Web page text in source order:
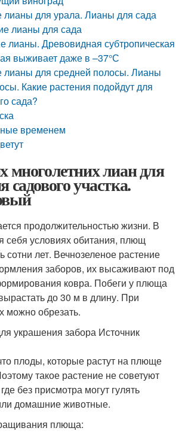
лианы для урала. Лианы для сада
лианы для сада
лианы. Древовидная субтропическая
выживает даже в –37°С
лианы для средней полосы. Лианы
Какие растения подойдут для
сада?
временем
многолетних лиан для
участка.
продолжительностью жизни. В
себя условиях обитания, плющ
сотни лет. Вечнозеленое растение
заборов, их высаживают под
ковра. Побеги у плюща
до 30 м в длину. При
можно обрезать.
украшения забора Источник
плоды, которые растут на плюще
такое растение не советуют
без присмотра могут гулять
домашние животные.
плюща: